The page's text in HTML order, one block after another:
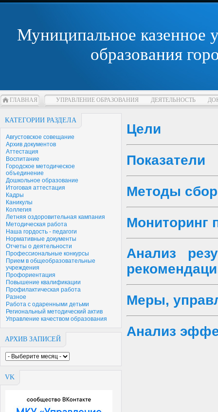
Муниципальное казенное
образования
ГЛАВНАЯ УПРАВЛЕНИЕ ОБРАЗОВАНИЯ ДЕЯТЕЛЬНОСТЬ
КАТЕГОРИИ РАЗДЕЛА
Августовское совещание
Архив документов
Аттестация
Воспитание
Городское методическое
объединение
Дошкольное образование
Итоговая аттестация
Кадры
Каникулы
Коллегия
Летняя оздоровительная кампания
Методическая работа
Наша гордость - педагоги
Нормативные документы
Отчеты о деятельности
Профессиональные конкурсы
Прием в общеобразовательные
учреждения
Профориентация
Повышение квалификации
Профилактическая работа
Разное
Работа с одаренными детьми
Региональный методический актив
Управление качеством образования
АРХИВ ЗАПИСЕЙ
VK
Цели
Показатели
Методы
Мониторинг
Анализ
Меры,
Анализ